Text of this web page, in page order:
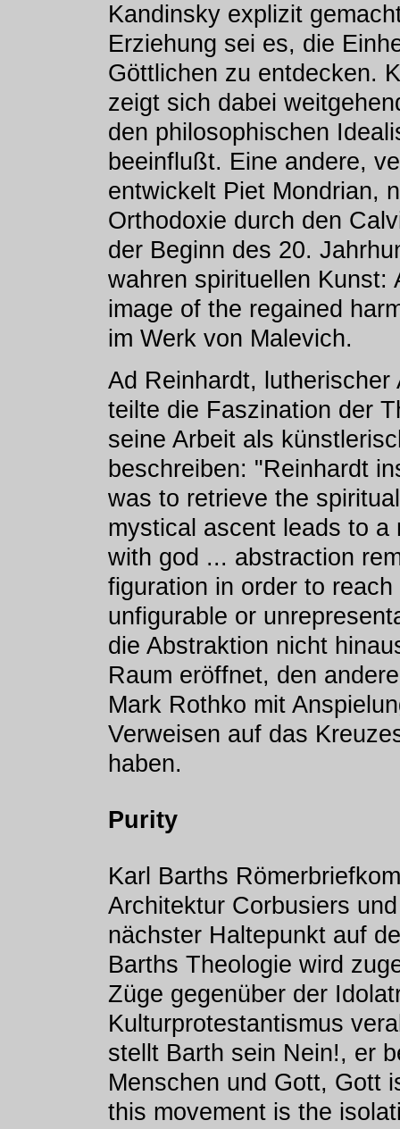
Kandinsky explizit
Erziehung sei es, die
Göttlichen zu entdecken.
zeigt sich dabei
den philosophischen
beeinflußt. Eine andere,
entwickelt Piet Mondrian,
Orthodoxie durch den
der Beginn des 20.
wahren spirituellen Kunst:
image of the regained
im Werk von Malevich.
Ad Reinhardt,
teilte die Faszination der
seine Arbeit als
beschreiben: "Reinhardt
was to retrieve the
mystical ascent leads to
with god ... abstraction
figuration in order to
unfigurable or
die Abstraktion nicht
Raum eröffnet, den
Mark Rothko mit
Verweisen auf das
haben.
Purity
Karl Barths
Architektur Corbusiers
nächster Haltepunkt auf
Barths Theologie wird
Züge gegenüber der
Kulturprotestantismus
stellt Barth sein Nein!, er
Menschen und Gott, Gott
this movement is the